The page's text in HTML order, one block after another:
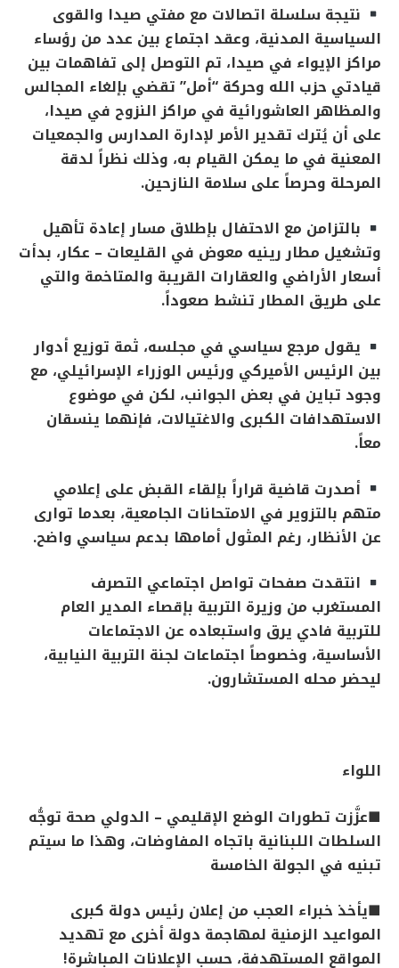
نتيجة سلسلة اتصالات مع مفتي صيدا والقوى
السياسية المدنية، وعقد اجتماع بين عدد من رؤساء
مراكز الإيواء في صيدا، تم التوصل إلى تفاهمات بين
قيادتي حزب الله وحركة “أمل” تقضي بإلغاء المجالس
والمظاهر العاشورائية في مراكز النزوح في صيدا،
على أن يُترك تقدير الأمر لإدارة المدارس والجمعيات
المعنية في ما يمكن القيام به، وذلك نظراً لدقة
المرحلة وحرصاً على سلامة النازحين.
بالتزامن مع الاحتفال بإطلاق مسار إعادة تأهيل
وتشغيل مطار رينيه معوض في القليعات – عكار، بدأت
أسعار الأراضي والعقارات القريبة والمتاخمة والتي
على طريق المطار تنشط صعوداً.
يقول مرجع سياسي في مجلسه، ثمة توزيع أدوار
بين الرئيس الأميركي ورئيس الوزراء الإسرائيلي، مع
وجود تباين في بعض الجوانب، لكن في موضوع
الاستهدافات الكبرى والاغتيالات، فإنهما ينسقان
معاً.
أصدرت قاضية قراراً بإلقاء القبض على إعلامي
متهم بالتزوير في الامتحانات الجامعية، بعدما توارى
عن الأنظار، رغم المثول أمامها بدعم سياسي واضح.
انتقدت صفحات تواصل اجتماعي التصرف
المستغرب من وزيرة التربية بإقصاء المدير العام
للتربية فادي يرق واستبعاده عن الاجتماعات
الأساسية، وخصوصاً اجتماعات لجنة التربية النيابية،
ليحضر محله المستشارون.
اللواء
■عزَّزت تطورات الوضع الإقليمي – الدولي صحة توجُّه
السلطات اللبنانية باتجاه المفاوضات، وهذا ما سيتم
تبنيه في الجولة الخامسة
■يأخذ خبراء العجب من إعلان رئيس دولة كبرى
المواعيد الزمنية لمهاجمة دولة أخرى مع تهديد
المواقع المستهدفة، حسب الإعلانات المباشرة!